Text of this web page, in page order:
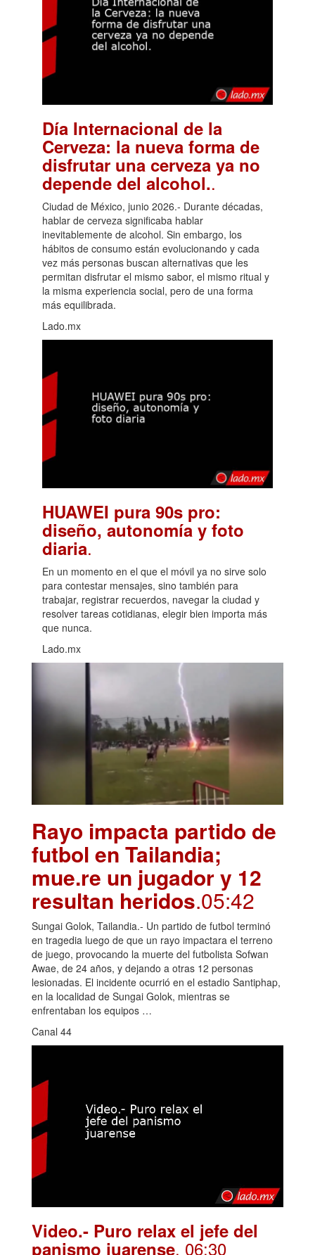
Día Internacional de la
Cerveza: la nueva forma de
disfrutar una cerveza ya no
depende del alcohol..
Ciudad de México, junio 2026.- Durante décadas,
hablar de cerveza significaba hablar
inevitablemente de alcohol. Sin embargo, los
hábitos de consumo están evolucionando y cada
vez más personas buscan alternativas que les
permitan disfrutar el mismo sabor, el mismo ritual y
la misma experiencia social, pero de una forma
más equilibrada.
Lado.mx
HUAWEI pura 90s pro:
diseño, autonomía y foto
diaria.
En un momento en el que el móvil ya no sirve solo
para contestar mensajes, sino también para
trabajar, registrar recuerdos, navegar la ciudad y
resolver tareas cotidianas, elegir bien importa más
que nunca.
Lado.mx
Rayo impacta partido de
futbol en Tailandia;
mue.re un jugador y 12
resultan heridos.05:42
Sungai Golok, Tailandia.- Un partido de futbol terminó
en tragedia luego de que un rayo impactara el terreno
de juego, provocando la muerte del futbolista Sofwan
Awae, de 24 años, y dejando a otras 12 personas
lesionadas. El incidente ocurrió en el estadio Santiphap,
en la localidad de Sungai Golok, mientras se
enfrentaban los equipos …
Canal 44
Video.- Puro relax el jefe del
panismo juarense. 06:30